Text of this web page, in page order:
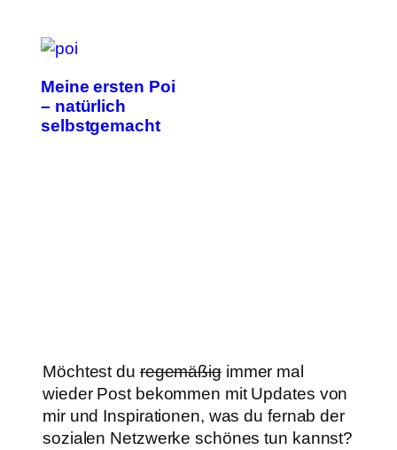
Meine ersten Poi
– natürlich
selbstgemacht
Möchtest duregemäßigimmer mal
wieder Post bekommen mit Updates von
mir und Inspirationen, was du fernab der
sozialen Netzwerke schönes tun kannst?